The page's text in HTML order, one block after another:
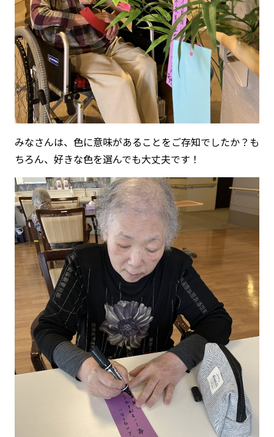
みなさんは、色に意味があることをご存知でしたか？も
ちろん、好きな色を選んでも大丈夫です！